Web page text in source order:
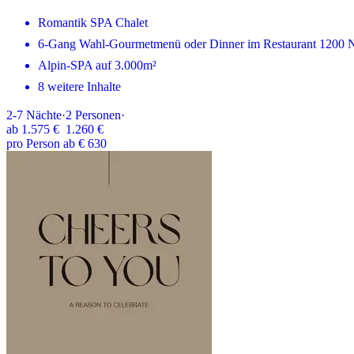
Romantik SPA Chalet
6-Gang Wahl-Gourmetmenü oder Dinner im Restaurant 1200
Alpin-SPA auf 3.000m²
8 weitere Inhalte
2-7 Nächte·2 Personen·
ab 1.575 € 1.260 €
pro Person ab € 630